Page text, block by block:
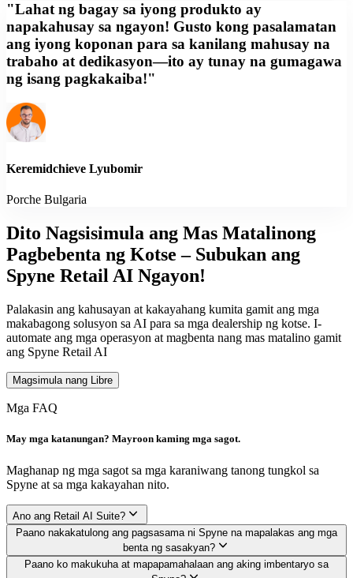
"Lahat ng bagay sa iyong produkto ay
napakahusay sa ngayon! Gusto kong pasalamatan
ang iyong koponan para sa kanilang mahusay na
trabaho at dedikasyon—ito ay tunay na gumagawa
ng isang pagkakaiba!"
Keremidchieve Lyubomir
Porche Bulgaria
Dito Nagsisimula ang Mas Matalinong
Pagbebenta ng Kotse – Subukan ang
Spyne Retail AI Ngayon!
Palakasin ang kahusayan at kakayahang kumita gamit ang mga
makabagong solusyon sa AI para sa mga dealership ng kotse. I-
automate ang mga operasyon at magbenta nang mas matalino gamit
ang Spyne Retail AI
Magsimula nang Libre
Mga FAQ
May mga katanungan? Mayroon kaming mga sagot.
Maghanap ng mga sagot sa mga karaniwang tanong tungkol sa
Spyne at sa mga kakayahan nito.
Ano ang Retail AI Suite?
Paano nakakatulong ang pagsasama ni Spyne na mapalakas ang mga
benta ng sasakyan?
Paano ko makukuha at mapapamahalaan ang aking imbentaryo sa